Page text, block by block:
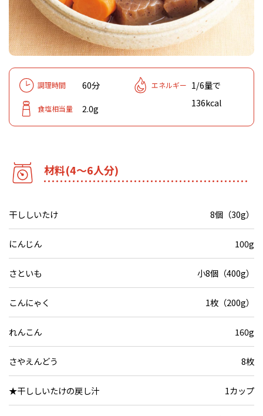
調理時間 60分 エネルギー 1/6量で
136kcal
食塩相当量 2.0g
材料(4～6人分)
干ししいたけ 8個（30g）
にんじん 100g
さといも 小8個（400g）
こんにゃく 1枚（200g）
れんこん 160g
さやえんどう 8枚
★干ししいたけの戻し汁 1カップ